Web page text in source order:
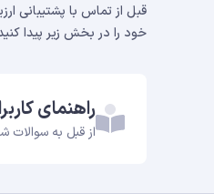
قبل از تماس با پشتیبانی
خود را در بخش‌ زیر پیدا
راهنمای
از قبل به سوالات